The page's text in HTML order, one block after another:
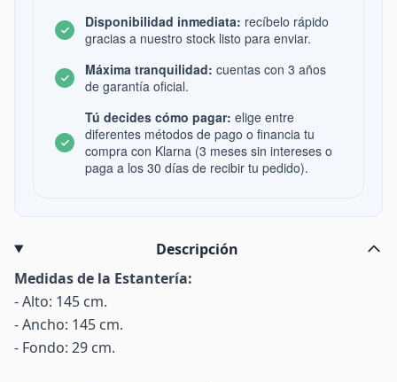
Disponibilidad inmediata: recíbelo rápido
gracias a nuestro stock listo para enviar.
Máxima tranquilidad: cuentas con 3 años
de garantía oficial.
Tú decides cómo pagar: elige entre
diferentes métodos de pago o financia tu
compra con Klarna (3 meses sin intereses o
paga a los 30 días de recibir tu pedido).
Descripción
Medidas de la Estantería:
- Alto: 145 cm.
- Ancho: 145 cm.
- Fondo: 29 cm.